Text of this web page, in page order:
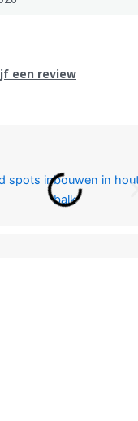
een review